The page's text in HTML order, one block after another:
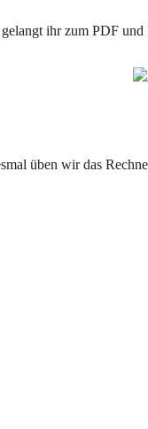
ihr zum PDF
üben wir das